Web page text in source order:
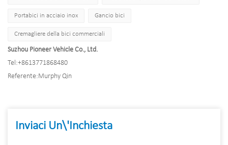
Portabici in acciaio inox Gancio bici
Cremagliere della bici commerciali
Suzhou Pioneer Vehicle Co., Ltd.
Tel:+8613771868480
Referente:Murphy Qin
Inviaci Un\'inchiesta